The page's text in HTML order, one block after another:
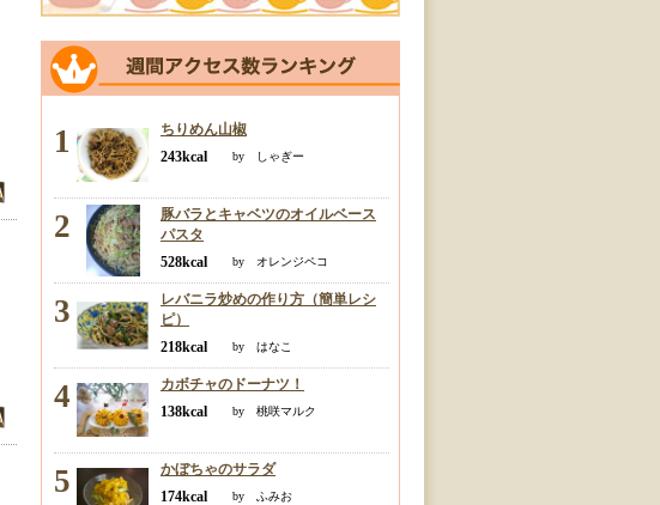
1
ちりめん山椒
243kcal
by しゃぎー
2
豚バラとキャベツのオイルベース
パスタ
528kcal
by オレンジペコ
3
レバニラ炒めの作り方（簡単レシ
ピ）
218kcal
by はなこ
4
カボチャのドーナツ！
138kcal
by 桃咲マルク
5
かぼちゃのサラダ
174kcal
by ふみお